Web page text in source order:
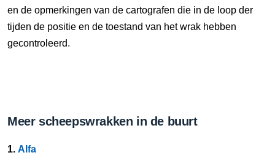
en de opmerkingen van de cartografen die in de loop der
tijden de positie en de toestand van het wrak hebben
gecontroleerd.
Meer scheepswrakken in de buurt
1. Alfa